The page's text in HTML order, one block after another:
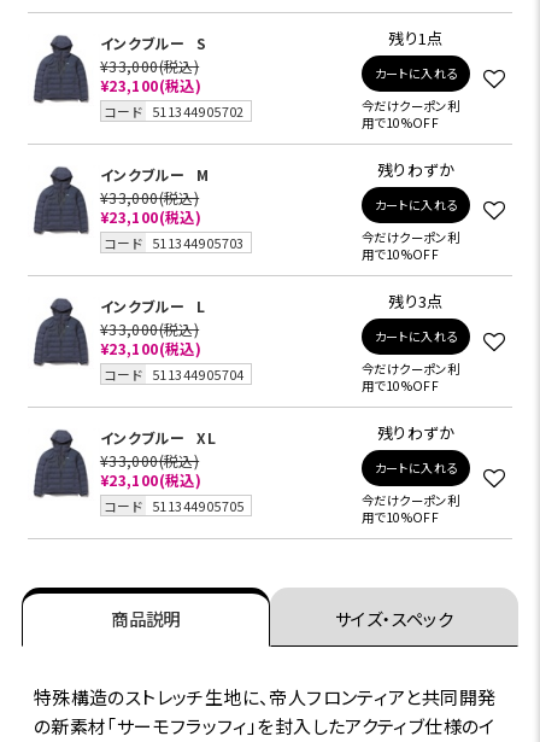
インクブルー
S
¥33,000(税込)
¥23,100(税込)
コード 511344905702
残り1点
カートに入れる
今だけクーポン利
用で10%OFF
インクブルー
M
¥33,000(税込)
¥23,100(税込)
コード 511344905703
残りわずか
カートに入れる
今だけクーポン利
用で10%OFF
インクブルー
L
¥33,000(税込)
¥23,100(税込)
コード 511344905704
残り3点
カートに入れる
今だけクーポン利
用で10%OFF
インクブルー
XL
¥33,000(税込)
¥23,100(税込)
コード 511344905705
残りわずか
カートに入れる
今だけクーポン利
用で10%OFF
商品説明 サイズ・スペック
特殊構造のストレッチ生地に、帝人フロンティアと共同開発
の新素材「サーモフラッフィ」を封入したアクティブ仕様のイ